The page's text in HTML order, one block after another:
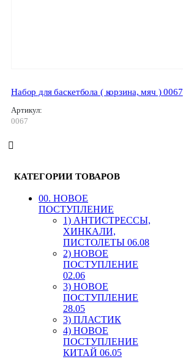
Набор для баскетбола ( корзина, мяч ) 0067
Артикул:
0067
КАТЕГОРИИ ТОВАРОВ
00. HОВОЕ
ПОСТУПЛЕНИЕ
1) АНТИСТРЕССЫ,
ХИНКАЛИ,
ПИСТОЛЕТЫ 06.08
2) НОВОЕ
ПОСТУПЛЕНИЕ
02.06
3) НОВОЕ
ПОСТУПЛЕНИЕ
28.05
3) ПЛАСТИК
4) НОВОЕ
ПОСТУПЛЕНИЕ
КИТАЙ 06.05